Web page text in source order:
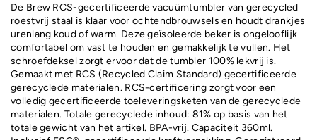
De Brew RCS-gecertificeerde vacuümtumbler van gerecycled
roestvrij staal is klaar voor ochtendbrouwsels en houdt drankjes
urenlang koud of warm. Deze geïsoleerde beker is ongelooflijk
comfortabel om vast te houden en gemakkelijk te vullen. Het
schroefdeksel zorgt ervoor dat de tumbler 100% lekvrij is.
Gemaakt met RCS (Recycled Claim Standard) gecertificeerde
gerecyclede materialen. RCS-certificering zorgt voor een
volledig gecertificeerde toeleveringsketen van de gerecyclede
materialen. Totale gerecyclede inhoud: 81% op basis van het
totale gewicht van het artikel. BPA-vrij. Capaciteit 360ml.